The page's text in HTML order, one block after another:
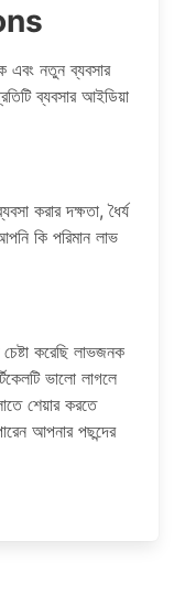
এবং নতুন ব্যবসার
ব্যবসার আইডিয়া
করার দক্ষতা, ধৈর্য
কি পরিমান লাভ
করেছি লাভজনক
ভালো লাগলে
শেয়ার করতে
আপনার পছন্দের